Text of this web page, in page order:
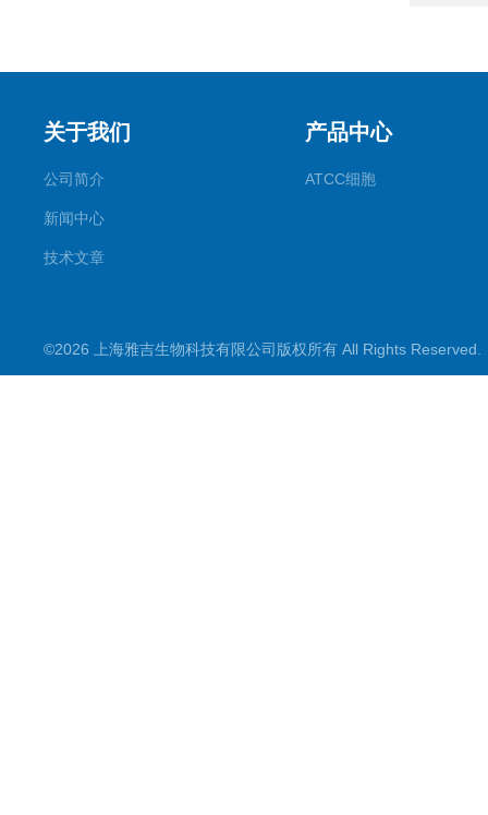
关于我们
公司简介
新闻中心
技术文章
产品中心
ATCC细胞
©2026 上海雅吉生物科技有限公司版权所有 All Rights